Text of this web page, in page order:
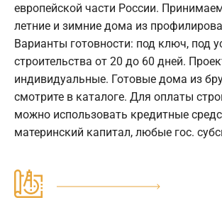
европейской части России.
летние и зимние дома из
Варианты готовности: под ключ, под
строительства от 20 до 60 дней.
индивидуальные. Готовые дома из
смотрите в каталоге. Для оплаты
можно использовать кредитные
материнский капитал, любые гос.